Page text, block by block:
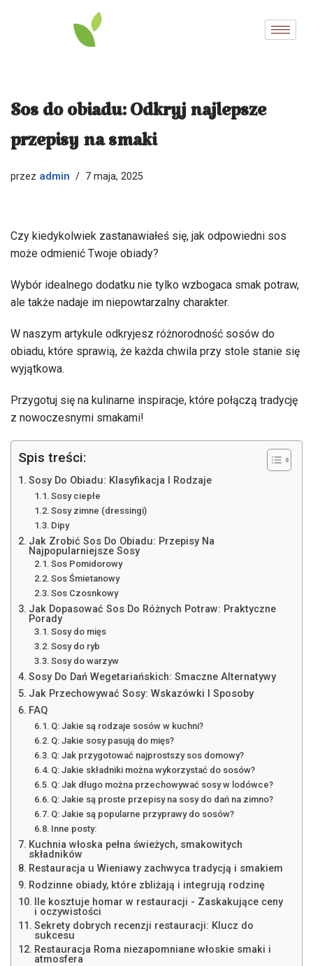
Sos do obiadu: Odkryj najlepsze
przepisy na smaki
przez admin 7 maja, 2025
Czy kiedykolwiek zastanawiałeś się, jak odpowiedni sos
może odmienić Twoje obiady?
Wybór idealnego dodatku nie tylko wzbogaca smak potraw,
ale także nadaje im niepowtarzalny charakter.
W naszym artykule odkryjesz różnorodność sosów do
obiadu, które sprawią, że każda chwila przy stole stanie się
wyjątkowa.
Przygotuj się na kulinarne inspiracje, które połączą tradycję
z nowoczesnymi smakami!
Spis treści:
Sosy Do Obiadu: Klasyfikacja I Rodzaje
Sosy ciepłe
Sosy zimne (dressingi)
Dipy
Jak Zrobić Sos Do Obiadu: Przepisy Na
Najpopularniejsze Sosy
Sos Pomidorowy
Sos Śmietanowy
Sos Czosnkowy
Jak Dopasować Sos Do Różnych Potraw: Praktyczne
Porady
Sosy do mięs
Sosy do ryb
Sosy do warzyw
Sosy Do Dań Wegetariańskich: Smaczne Alternatywy
Jak Przechowywać Sosy: Wskazówki I Sposoby
FAQ
Q: Jakie są rodzaje sosów w kuchni?
Q: Jakie sosy pasują do mięs?
Q: Jak przygotować najprostszy sos domowy?
Q: Jakie składniki można wykorzystać do sosów?
Q: Jak długo można przechowywać sosy w lodówce?
Q: Jakie są proste przepisy na sosy do dań na zimno?
Q: Jakie są popularne przyprawy do sosów?
Inne posty:
Kuchnia włoska pełna świeżych, smakowitych
składników
Restauracja u Wieniawy zachwyca tradycją i smakiem
Rodzinne obiady, które zbliżają i integrują rodzinę
Ile kosztuje homar w restauracji - Zaskakujące ceny
i oczywistości
Sekrety dobrych recenzji restauracji: Klucz do
sukcesu
Restauracja Roma niezapomniane włoskie smaki i
atmosfera